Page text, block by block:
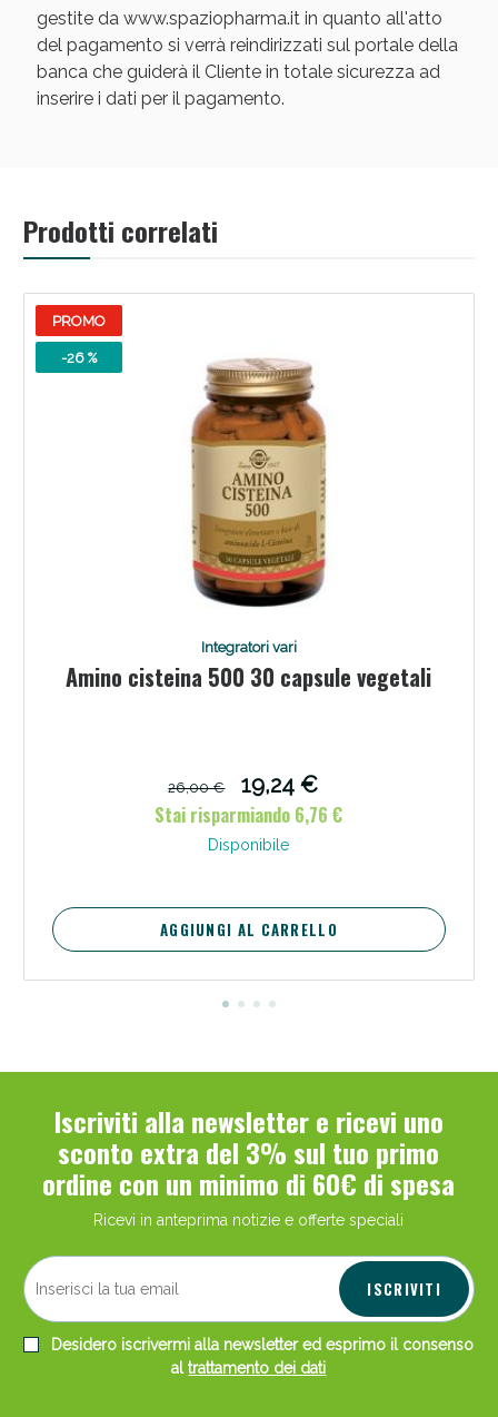
gestite da www.spaziopharma.it in quanto all'atto
del pagamento si verrà reindirizzati sul portale della
banca che guiderà il Cliente in totale sicurezza ad
inserire i dati per il pagamento.
Prodotti correlati
PROMO
-26 %
Integratori vari
Amino cisteina 500 30 capsule vegetali
26,00 €
19,24 €
Stai risparmiando 6,76 €
Disponibile
AGGIUNGI AL CARRELLO
Iscriviti alla newsletter e ricevi uno
sconto extra del 3% sul tuo primo
ordine con un minimo di 60€ di spesa
Ricevi in anteprima notizie e offerte speciali
ISCRIVITI
Desidero iscrivermi alla newsletter ed esprimo il consenso
altrattamento dei dati